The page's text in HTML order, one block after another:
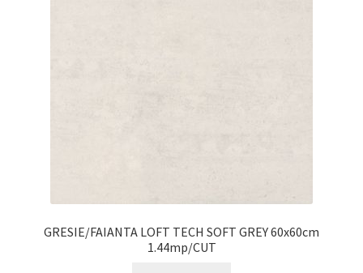
GRESIE/FAIANTA LOFT TECH SOFT GREY 60x60cm
1.44mp/CUT